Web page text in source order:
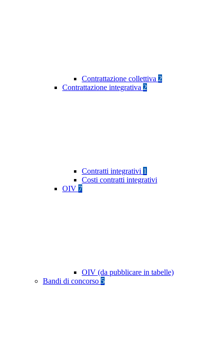
Contrattazione collettiva 2
Contrattazione integrativa 2
Contratti integrativi 1
Costi contratti integrativi
OIV 7
OIV (da pubblicare in tabelle)
Bandi di concorso 5